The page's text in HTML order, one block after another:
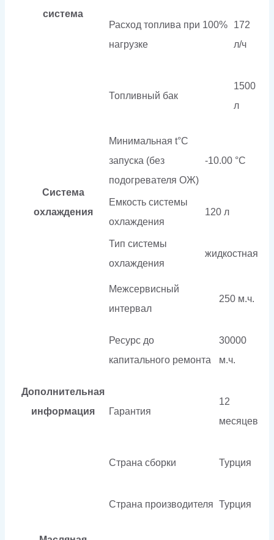
система
Расход топлива при 100%
нагрузке
172
л/ч
Топливный бак
1500
л
Система
охлаждения
Минимальная t°С
запуска (без
подогревателя ОЖ)
-10.00 °С
Емкость системы
охлаждения
120 л
Тип системы
охлаждения
жидкостная
Дополнительная
информация
Межсервисный
интервал
250 м.ч.
Ресурс до
капитального ремонта
30000
м.ч.
Гарантия
12
месяцев
Страна сборки Турция
Страна производителя Турция